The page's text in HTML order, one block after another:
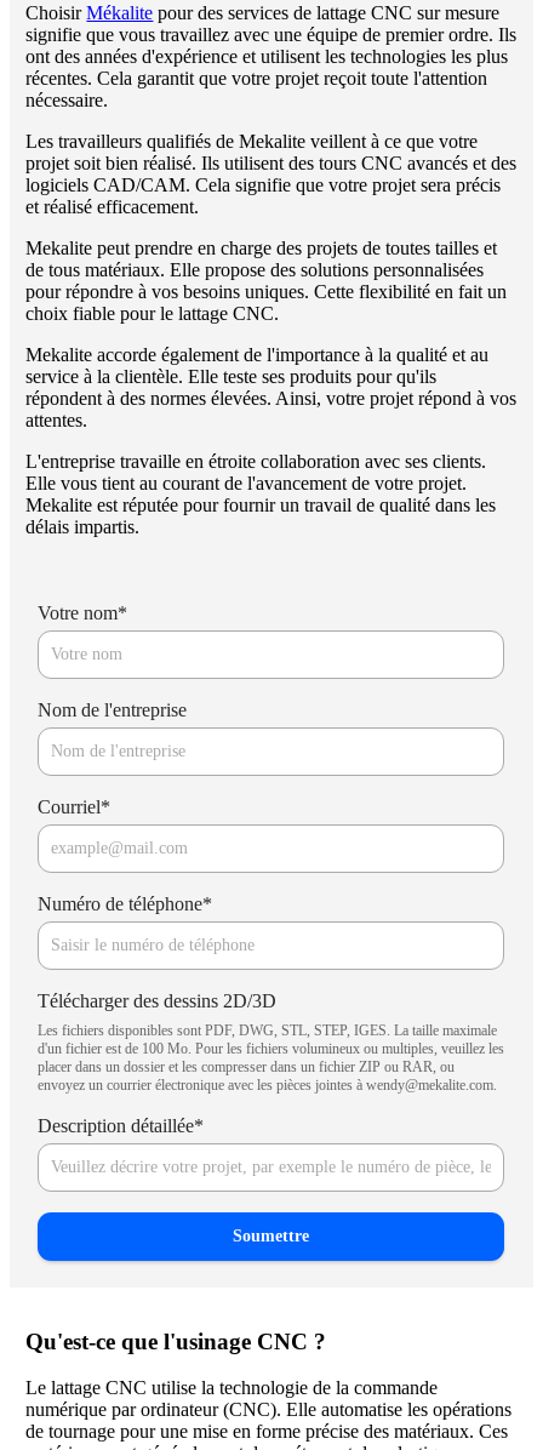
ChoisirMékalite pour des services de lattage CNC sur mesure
signifie que vous travaillez avec une équipe de premier ordre. Ils
ont des années d'expérience et utilisent les technologies les plus
récentes. Cela garantit que votre projet reçoit toute l'attention
nécessaire.
Les travailleurs qualifiés de Mekalite veillent à ce que votre
projet soit bien réalisé. Ils utilisent des tours CNC avancés et des
logiciels CAD/CAM. Cela signifie que votre projet sera précis
et réalisé efficacement.
Mekalite peut prendre en charge des projets de toutes tailles et
de tous matériaux. Elle propose des solutions personnalisées
pour répondre à vos besoins uniques. Cette flexibilité en fait un
choix fiable pour le lattage CNC.
Mekalite accorde également de l'importance à la qualité et au
service à la clientèle. Elle teste ses produits pour qu'ils
répondent à des normes élevées. Ainsi, votre projet répond à vos
attentes.
L'entreprise travaille en étroite collaboration avec ses clients.
Elle vous tient au courant de l'avancement de votre projet.
Mekalite est réputée pour fournir un travail de qualité dans les
délais impartis.
Votre nom*
Nom de l'entreprise
Courriel*
Numéro de téléphone*
Télécharger des dessins 2D/3D
Les fichiers disponibles sont PDF, DWG, STL, STEP, IGES. La taille maximale
d'un fichier est de 100 Mo. Pour les fichiers volumineux ou multiples, veuillez les
placer dans un dossier et les compresser dans un fichier ZIP ou RAR, ou
envoyez un courrier électronique avec les pièces jointes à wendy@mekalite.com.
Description détaillée*
Soumettre
Qu'est-ce que l'usinage CNC ?
Le lattage CNC utilise la technologie de la commande
numérique par ordinateur (CNC). Elle automatise les opérations
de tournage pour une mise en forme précise des matériaux. Ces